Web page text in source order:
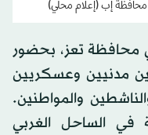
محافظة إب (إعلام محلي)
محافظة تعز، بحضور
مدنيين وعسكريين
والمواطنين.
في الساحل الغربي